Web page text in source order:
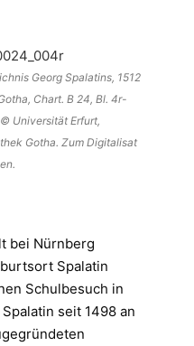
Georg Spalatins, 1512
Chart. B 24, Bl. 4r-
Universität Erfurt,
Gotha. Zum Digitalisat
bei Nürnberg
Spalatin
Schulbesuch in
seit 1498 an